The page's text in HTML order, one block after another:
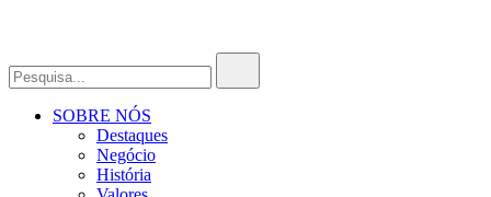
SOBRE NÓS
Destaques
Negócio
História